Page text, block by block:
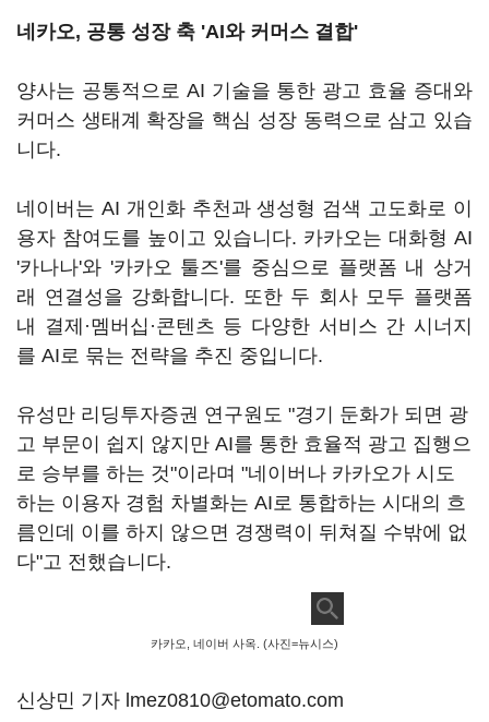
네카오, 공통 성장 축 'AI와 커머스 결합'
양사는 공통적으로 AI 기술을 통한 광고 효율 증대와
커머스 생태계 확장을 핵심 성장 동력으로 삼고 있습
니다.
네이버는 AI 개인화 추천과 생성형 검색 고도화로 이
용자 참여도를 높이고 있습니다. 카카오는 대화형 AI
'카나나'와 '카카오 툴즈'를 중심으로 플랫폼 내 상거
래 연결성을 강화합니다. 또한 두 회사 모두 플랫폼
내 결제·멤버십·콘텐츠 등 다양한 서비스 간 시너지
를 AI로 묶는 전략을 추진 중입니다.
유성만 리딩투자증권 연구원도 "경기 둔화가 되면 광
고 부문이 쉽지 않지만 AI를 통한 효율적 광고 집행으
로 승부를 하는 것"이라며 "네이버나 카카오가 시도
하는 이용자 경험 차별화는 AI로 통합하는 시대의 흐
름인데 이를 하지 않으면 경쟁력이 뒤쳐질 수밖에 없
다"고 전했습니다.
카카오, 네이버 사옥. (사진=뉴시스)
신상민 기자 lmez0810@etomato.com